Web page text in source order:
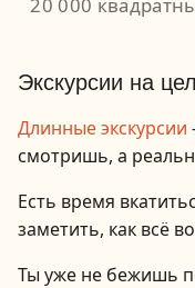
Экскурсии на
Длинные экскурсии
смотришь, а
Есть время
заметить, как всё
Ты уже не бежишь